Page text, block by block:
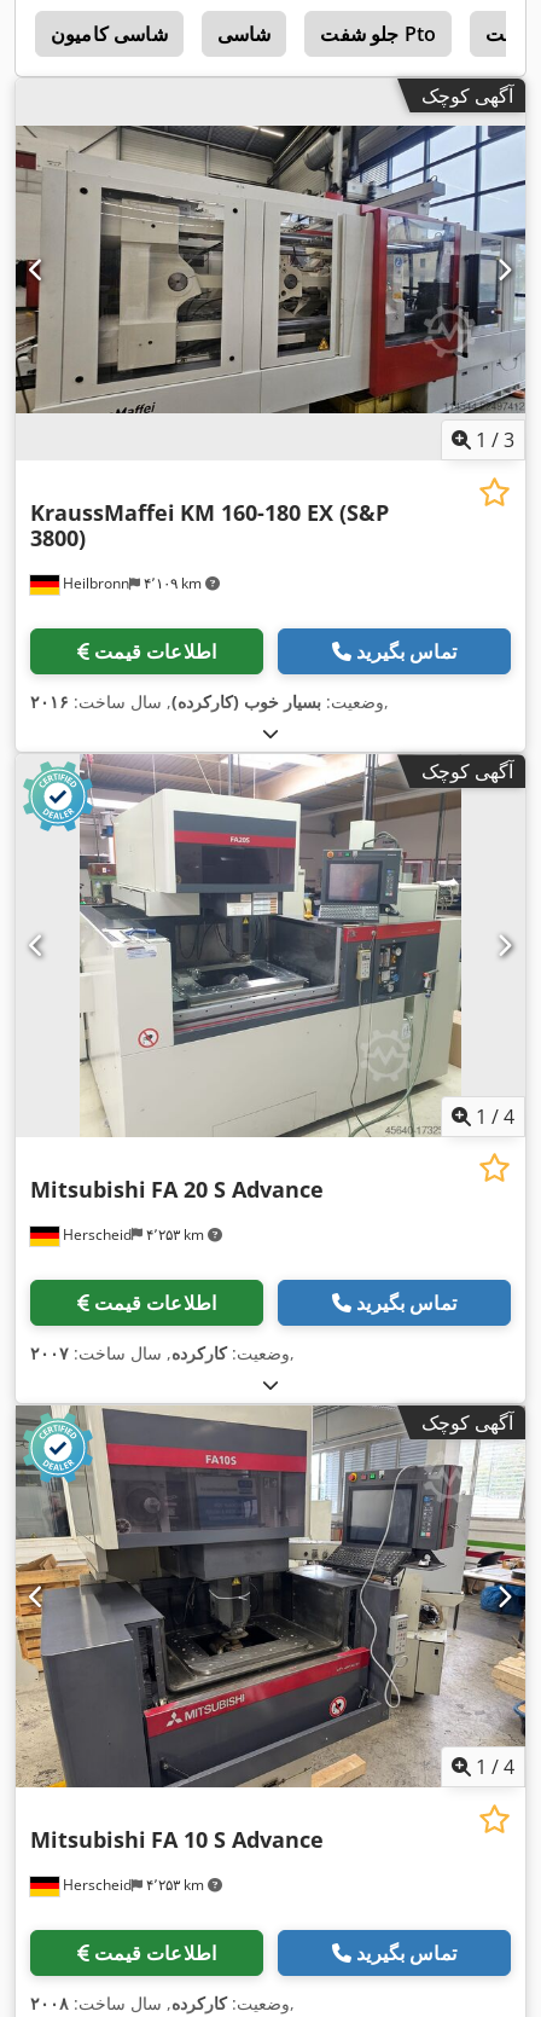
شاسی کامیون شاسی جلو شفت Pto
آگهی کوچک
1 /3
Heilbronn ۴٬۱۰۹ km
KraussMaffei KM 160-180 EX (S&P
3800)
اطلاعات قیمت تماس بگیرید
وضعیت: بسیار خوب (کارکرده), سال ساخت: ۲۰۱۶ ,
آگهی کوچک
1 /4
Herscheid ۴٬۲۵۳ km
Mitsubishi FA 20 S Advance
اطلاعات قیمت تماس بگیرید
وضعیت:کارکرده, سال ساخت: ۲۰۰۷ ,
آگهی کوچک
1 /4
Herscheid ۴٬۲۵۳ km
Mitsubishi FA 10 S Advance
اطلاعات قیمت تماس بگیرید
وضعیت:کارکرده, سال ساخت: ۲۰۰۸ ,